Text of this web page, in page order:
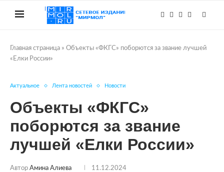
Главная страница » Объекты «ФКГС» поборются за звание лучшей
«Елки России»
Актуальное Лента новостей Новости
Объекты «ФКГС»
поборются за звание
лучшей «Елки России»
Автор Амина Алиева 11.12.2024